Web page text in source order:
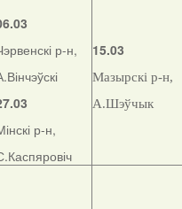
р-н,
р-н,
15.03
Мазырскі р-н,
А.Шэўчык